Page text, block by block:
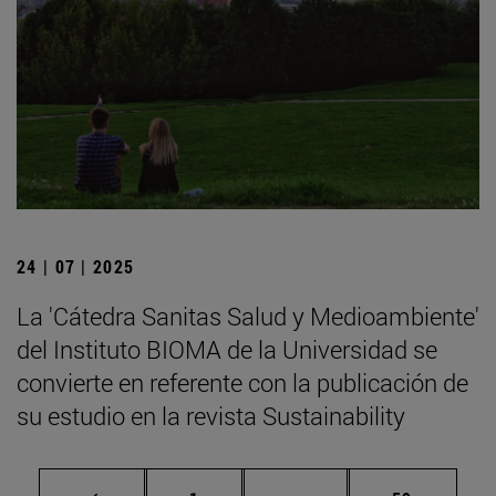
24 | 07 | 2025
La 'Cátedra Sanitas Salud y Medioambiente'
del Instituto BIOMA de la Universidad se
convierte en referente con la publicación de
su estudio en la revista Sustainability